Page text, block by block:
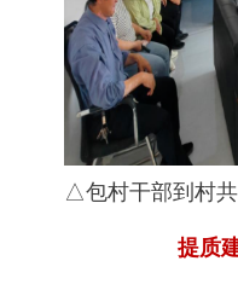
△包村干部到村共
提质